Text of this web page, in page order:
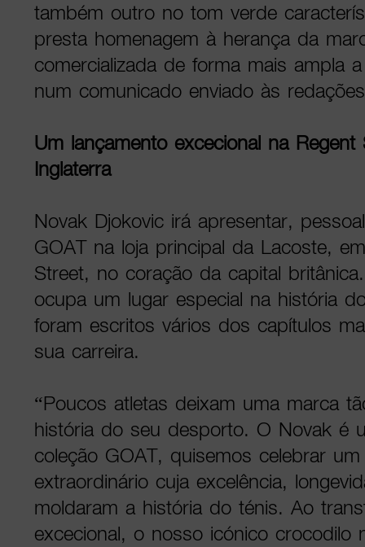
também outro no tom verde
presta homenagem à herança da
comercializada de forma mais ampla
num comunicado enviado às
Um lançamento excecional na
Inglaterra
Novak Djokovic irá apresentar,
GOAT na loja principal da Lacoste,
Street, no coração da capital
ocupa um lugar especial na história
foram escritos vários dos capítulos
sua carreira.
“Poucos atletas deixam uma marca
história do seu desporto. O Novak é
coleção GOAT, quisemos celebrar
extraordinário cuja excelência,
moldaram a história do ténis. Ao
excecional, o nosso icónico crocodilo